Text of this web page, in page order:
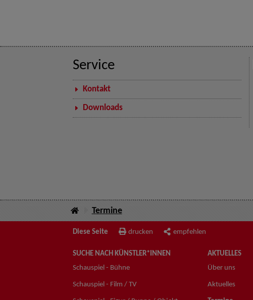
Service
Kontakt
Downloads
Termine
Diese Seite drucken empfehlen
SUCHE NACH KÜNSTLER*INNEN
Schauspiel - Bühne
Schauspiel - Film / TV
AKTUELLES
Über uns
Aktuelles